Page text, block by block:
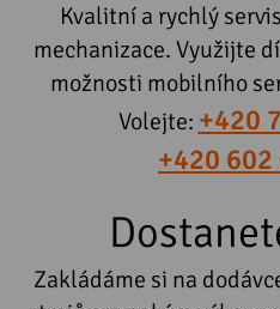
Kvalitní a rychlý
mechanizace. Využijte
možnosti mobilního
Volejte: +420
+420
Zakládáme si na